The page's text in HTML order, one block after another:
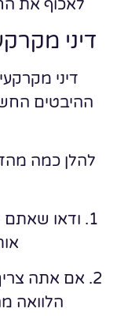
לאכוף את
דיני
דיני
ההיבטים
להלן כמה
1. ודאו שאתם
2. אם אתה
הלוואה